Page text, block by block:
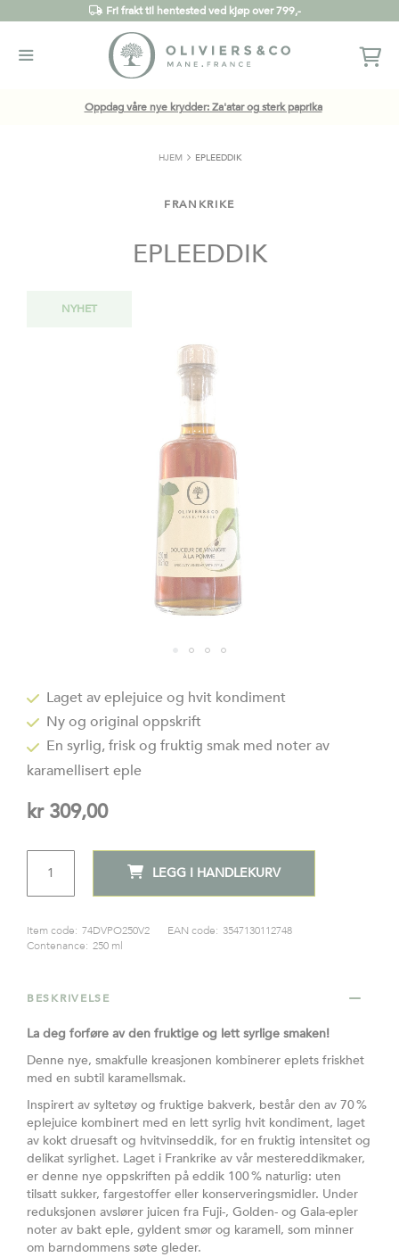
Fri frakt til hentested ved kjøp over 799,-
Oppdag våre nye krydder: Za'atar og sterk paprika
NYHET
begynnelsen
av
bildegalleri
HJEM EPLEEDDIK
FRANKRIKE
EPLEEDDIK
Laget av eplejuice og hvit kondiment
Ny og original oppskrift
En syrlig, frisk og fruktig smak med noter av
karamellisert eple
kr 309,00
ANTALL
LEGG I HANDLEKURV
Item code: 74DVPO250V2 EAN code: 3547130112748
Contenance: 250 ml
BESKRIVELSE
La deg forføre av den fruktige og lett syrlige smaken!
Denne nye, smakfulle kreasjonen kombinerer eplets friskhet
med en subtil karamellsmak.
Inspirert av syltetøy og fruktige bakverk, består den av 70 %
eplejuice kombinert med en lett syrlig hvit kondiment, laget
av kokt druesaft og hvitvinseddik, for en fruktig intensitet og
delikat syrlighet. Laget i Frankrike av vår mestereddikmaker,
er denne nye oppskriften på eddik 100 % naturlig: uten
tilsatt sukker, fargestoffer eller konserveringsmidler. Under
reduksjonen avslører juicen fra Fuji-, Golden- og Gala-epler
noter av bakt eple, gyldent smør og karamell, som minner
om barndommens søte gleder.